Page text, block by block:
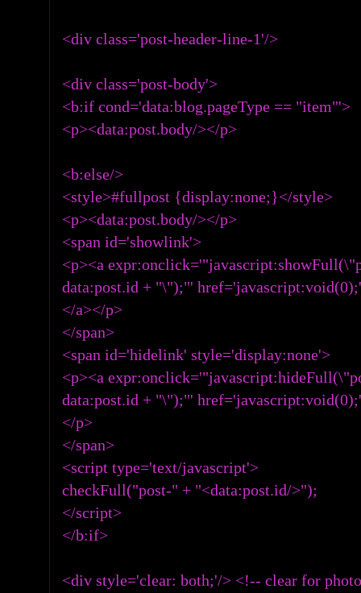
<div class='post-header-line-1'/>
<div class='post-body'>
<b:if cond='data:blog.pageType == "item"'>
<p><data:post.body/></p>
<b:else/>
<style>#fullpost {display:none;}</style>
<p><data:post.body/></p>
<span id='showlink'>
<p><a
data:post.id + "\");"'
</a></p>
</span>
<span id='hidelink' style='display:none'>
<p><a
data:post.id + "\");"'
</p>
</span>
<script type='text/javascript'>
checkFull("post-" + "<data:post.id/>");
</script>
</b:if>
<div style='clear: both;'/> <!-- clear for